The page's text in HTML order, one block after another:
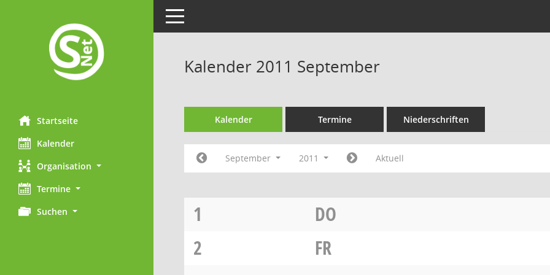
Startseite
Kalender
Organisation
Termine
Suchen
Toggle navigation
Kalender 2011 September
Kalender Termine Niederschriften
September 2011 Aktuell
1
DO
2
FR